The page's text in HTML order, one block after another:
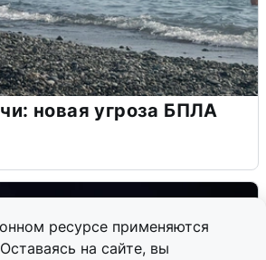
ресурсе применяются
на сайте, вы
новая угроза БПЛА